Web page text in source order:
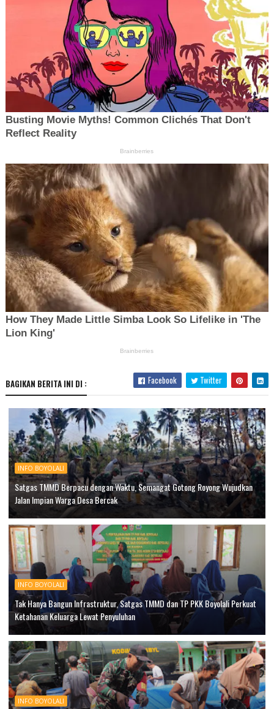
BAGIKAN BERITA INI DI : Facebook Twitter
INFO BOYOLALI
Satgas TMMD Berpacu dengan Waktu, Semangat Gotong Royong Wujudkan
Jalan Impian Warga Desa Bercak
INFO BOYOLALI
Tak Hanya Bangun Infrastruktur, Satgas TMMD dan TP PKK Boyolali Perkuat
Ketahanan Keluarga Lewat Penyuluhan
INFO BOYOLALI